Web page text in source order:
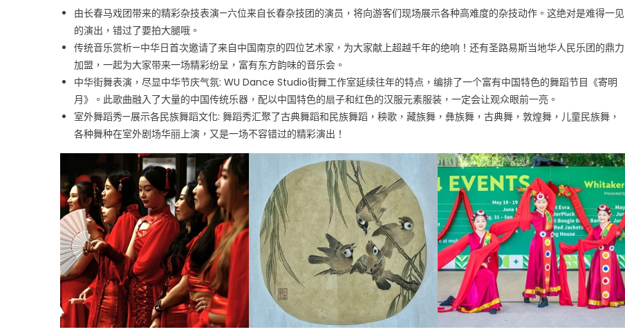
由长春马戏团带来的精彩杂技表演—六位来自长春杂技团的演员，将向游客们现场展示各种高难度的杂技动作。这绝对是难得一见
的演出，错过了要拍大腿哦。
传统音乐赏析—中华日首次邀请了来自中国南京的四位艺术家，为大家献上超越千年的绝响！还有圣路易斯当地华人民乐团的鼎力
加盟，一起为大家带来一场精彩纷呈，富有东方韵味的音乐会。
中华街舞表演，尽显中华节庆气氛: WU Dance Studio街舞工作室延续往年的特点，编排了一个富有中国特色的舞蹈节目《寄明
月》。此歌曲融入了大量的中国传统乐器，配以中国特色的扇子和红色的汉服元素服装，一定会让观众眼前一亮。
室外舞蹈秀—展示各民族舞蹈文化: 舞蹈秀汇聚了古典舞蹈和民族舞蹈，秧歌，藏族舞，彝族舞，古典舞，敦煌舞，儿童民族舞，
各种舞种在室外剧场华丽上演，又是一场不容错过的精彩演出！